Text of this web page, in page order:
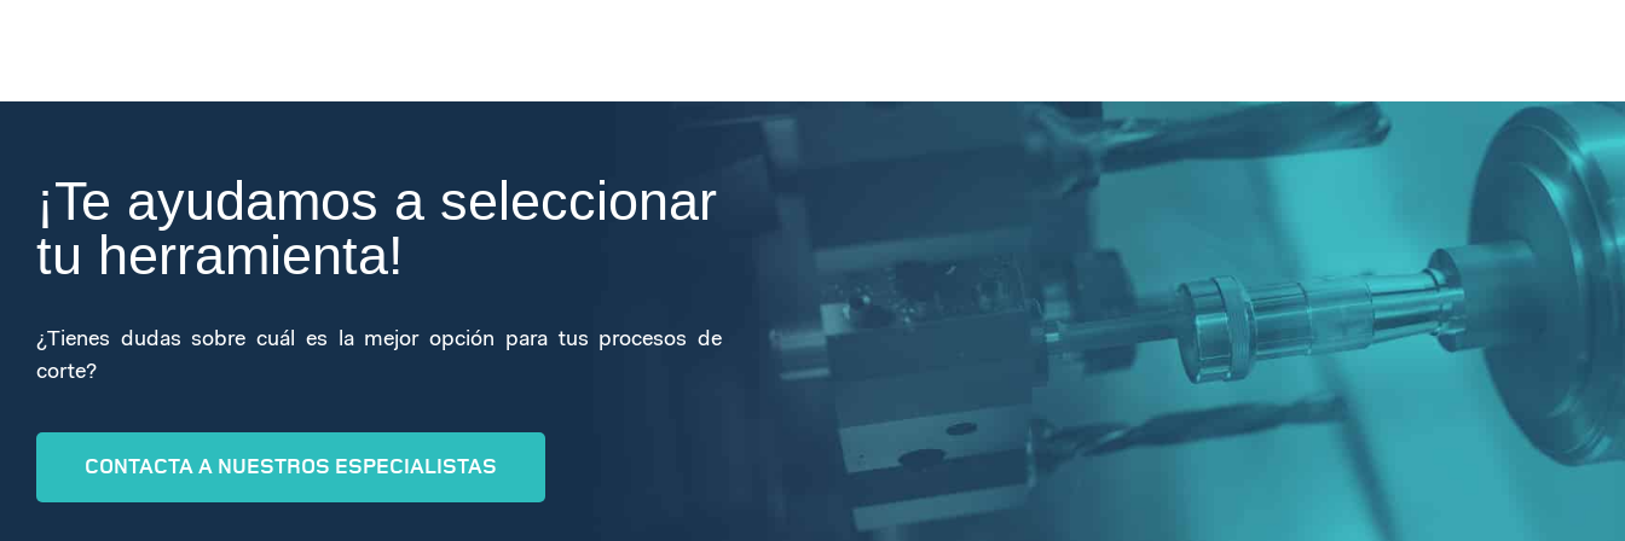
¡Te ayudamos a seleccionar
tu herramienta!
¿Tienes dudas sobre cuál es la mejor opción para tus procesos de
corte?
CONTACTA A NUESTROS ESPECIALISTAS